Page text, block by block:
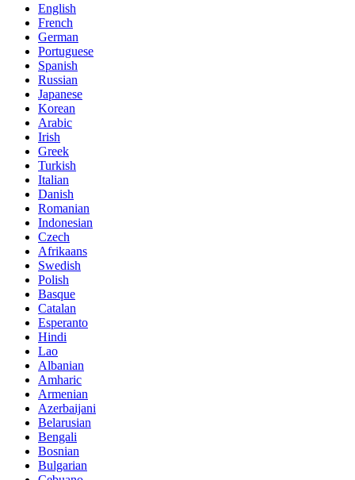
English
French
German
Portuguese
Spanish
Russian
Japanese
Korean
Arabic
Irish
Greek
Turkish
Italian
Danish
Romanian
Indonesian
Czech
Afrikaans
Swedish
Polish
Basque
Catalan
Esperanto
Hindi
Lao
Albanian
Amharic
Armenian
Azerbaijani
Belarusian
Bengali
Bosnian
Bulgarian